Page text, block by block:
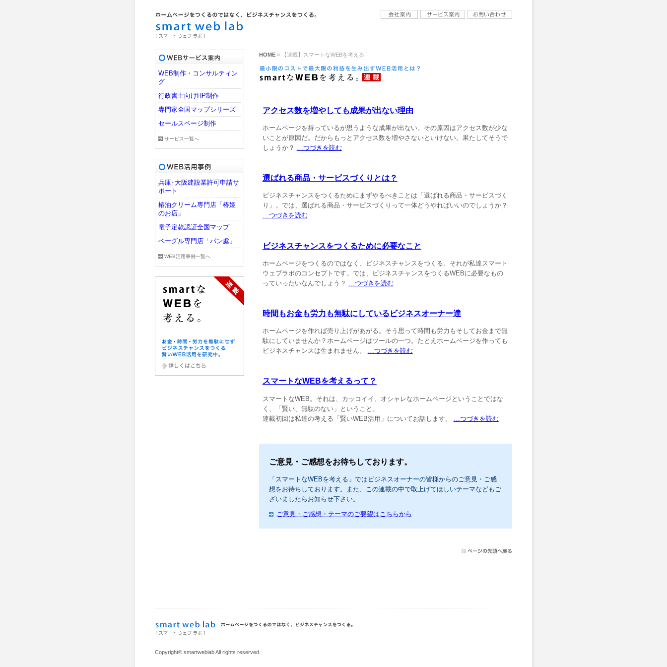
HOME » 【連載】スマートなWEBを考える
アクセス数を増やしても成果が出ない理由
ホームページを持っているが思うような成果が出ない。その原因はアクセス数が少な
いことが原因だ。だからもっとアクセス数を増やさないといけない。果たしてそうで
しょうか？
…つづきを読む
選ばれる商品・サービスづくりとは？
ビジネスチャンスをつくるためにまずやるべきことは「選ばれる商品・サービスづく
り」。では、選ばれる商品・サービスづくりって一体どうやればいいのでしょうか？
…つづきを読む
ビジネスチャンスをつくるために必要なこと
ホームページをつくるのではなく、ビジネスチャンスをつくる。それが私達スマート
ウェブラボのコンセプトです。では、ビジネスチャンスをつくるWEBに必要なもの
っていったいなんでしょう？
…つづきを読む
時間もお金も労力も無駄にしているビジネスオーナー達
ホームページを作れば売り上げがあがる。そう思って時間も労力もそしてお金まで無
駄にしていませんか？ホームページはツールの一つ。たとえホームページを作っても
ビジネスチャンスは生まれません。 …つづきを読む
スマートなWEBを考えるって？
スマートなWEB。それは、カッコイイ、オシャレなホームページということではな
く、「賢い、無駄のない」ということ。
連載初回は私達の考える「賢いWEB活用」についてお話します。
…つづきを読む
ご意見・ご感想をお待ちしております。
「スマートなWEBを考える」ではビジネスオーナーの皆様からのご意見・ご感
想をお待ちしております。また、この連載の中で取上げてほしいテーマなどもご
ざいましたらお知らせ下さい。
ご意見・ご感想・テーマのご要望はこちらから
WEB制作・コンサルティン
グ
行政書士向けHP制作
専門家全国マップシリーズ
セールスページ制作
サービス一覧へ
兵庫･大阪建設業許可申請サ
ポート
椿油クリーム専門店「椿姫
のお店」
電子定款認証全国マップ
ベーグル専門店「パン處」
WEB活用事例一覧へ
Copyright© smartweblab All rights reserved.